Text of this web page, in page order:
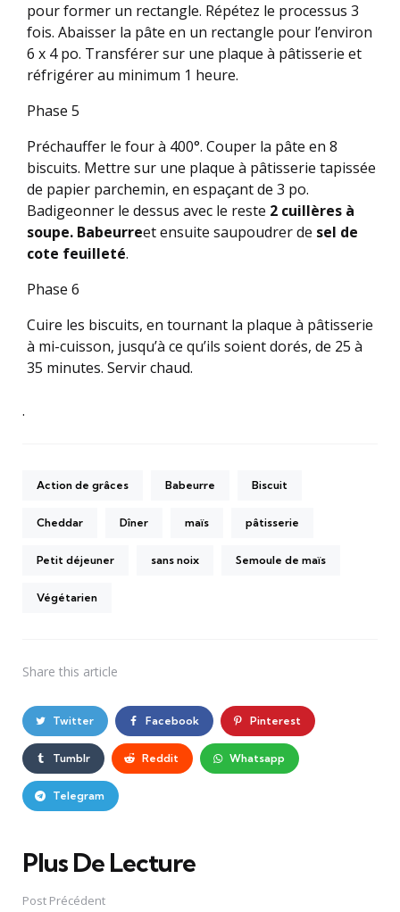
pour former un rectangle. Répétez le processus 3
fois. Abaisser la pâte en un rectangle pour l’environ
6 x 4 po. Transférer sur une plaque à pâtisserie et
réfrigérer au minimum 1 heure.
Phase 5
Préchauffer le four à 400°. Couper la pâte en 8
biscuits. Mettre sur une plaque à pâtisserie tapissée
de papier parchemin, en espaçant de 3 po.
Badigeonner le dessus avec le reste 2 cuillères à
soupe. Babeurreet ensuite saupoudrer de sel de
cote feuilleté.
Phase 6
Cuire les biscuits, en tournant la plaque à pâtisserie
à mi-cuisson, jusqu’à ce qu’ils soient dorés, de 25 à
35 minutes. Servir chaud.
.
Action de grâces Babeurre Biscuit
Cheddar Dîner maïs pâtisserie
Petit déjeuner sans noix Semoule de maïs
Végétarien
Share this article
Twitter Facebook Pinterest
Tumblr Reddit Whatsapp
Telegram
Plus De Lecture
Post
navigation
Post Précédent